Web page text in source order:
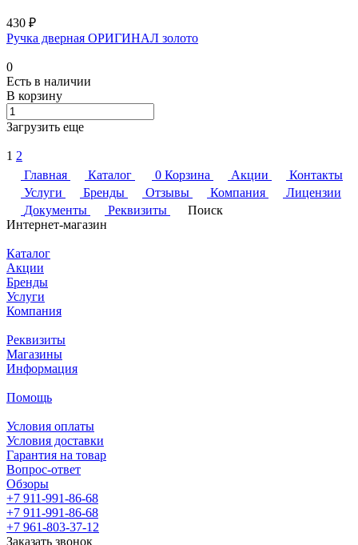
430 ₽
Ручка дверная ОРИГИНАЛ золото
0
Есть в наличии
В корзину
Загрузить еще
1 2
Главная
Каталог 0 Корзина Акции
Контакты
Услуги
Бренды Отзывы Компания
Лицензии
Документы
Реквизиты
Поиск
Интернет-магазин
Каталог
Акции
Бренды
Услуги
Компания
Реквизиты
Магазины
Информация
Помощь
Условия оплаты
Условия доставки
Гарантия на товар
Вопрос-ответ
Обзоры
+7 911-991-86-68
+7 911-991-86-68
+7 961-803-37-12
Заказать звонок